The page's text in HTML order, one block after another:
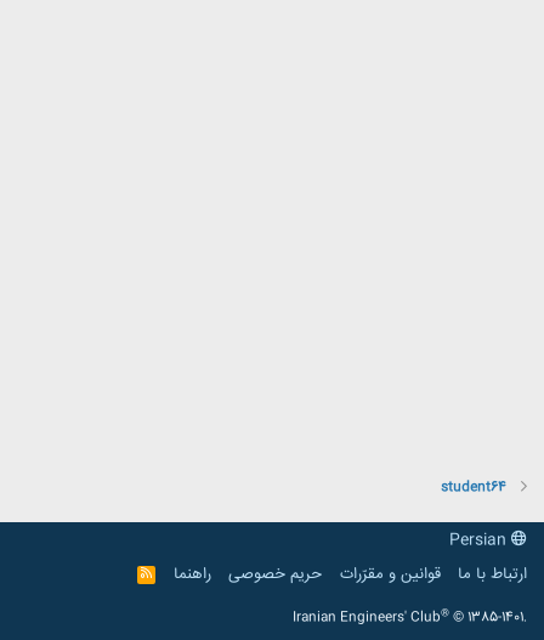
student64
ارتباط با ما
قوانین و مقرّرات حریم خصوصی راهنما
R
S
Iranian Engineers' Club® © 1385-1401.